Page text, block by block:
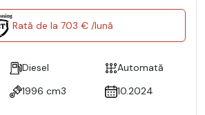
Rată de la 703 € /lună
Diesel
Automată
1996 cm3 10.2024